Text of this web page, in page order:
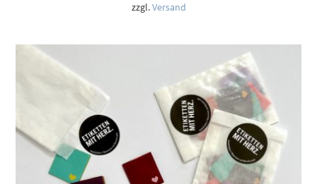
zzgl.Versand